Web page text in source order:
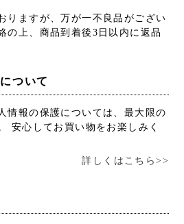
りますが、万が一不良品がござい
の上、商品到着後3日以内に返品
ついて
情報の保護については、最大限の
安心してお買い物をお楽しみく
詳しくはこちら>>